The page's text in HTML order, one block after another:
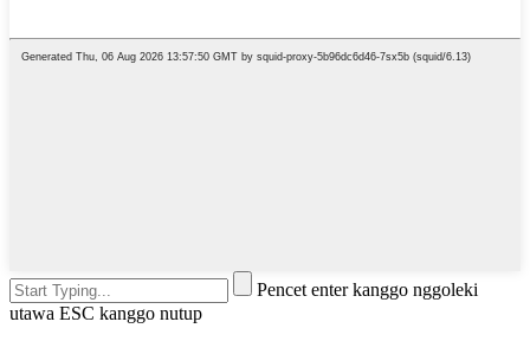
Pencet enter kanggo nggoleki
utawa ESC kanggo nutup